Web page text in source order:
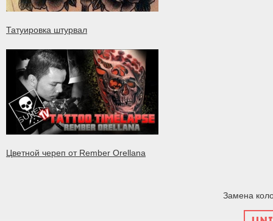
Татуировка штурвал
Цветной череп от Rember Orellana
Замена